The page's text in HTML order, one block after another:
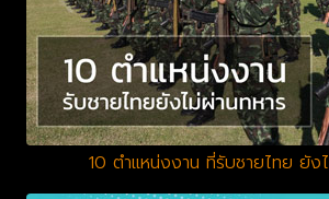
10 ตำแหน่งงาน ที่รับชายไทย ยัง